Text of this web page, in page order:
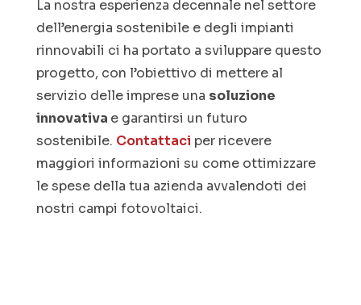
La nostra esperienza decennale nel settore
dell’energia sostenibile e degli impianti
rinnovabili ci ha portato a sviluppare questo
progetto, con l’obiettivo di mettere al
servizio delle imprese una soluzione
innovativa e garantirsi un futuro
sostenibile. Contattaci per ricevere
maggiori informazioni su come ottimizzare
le spese della tua azienda avvalendoti dei
nostri campi fotovoltaici.